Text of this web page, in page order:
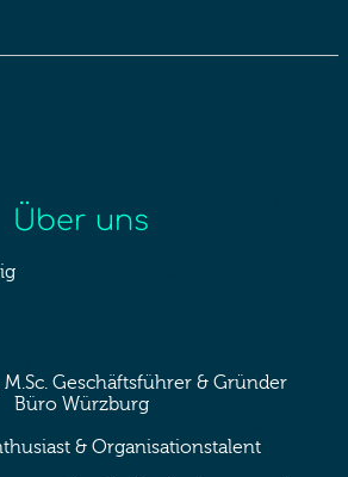
Über uns
Geschäftsführer & Gründer
Büro Würzburg
& Organisationstalent